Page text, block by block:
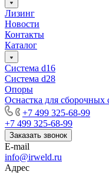
Лизинг
Новости
Контакты
Каталог
Система d16
Система d28
Опоры
Оснастка для сборочных
+7 499 325-68-99
+7 499 325-68-99
Заказать звонок
E-mail
info@irweld.ru
Адрес